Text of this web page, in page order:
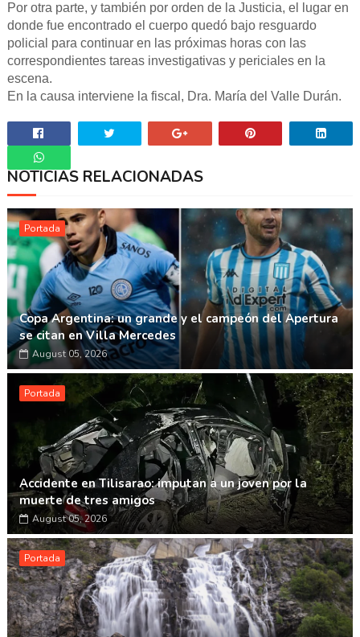
Por otra parte, y también por orden de la Justicia, el lugar en
donde fue encontrado el cuerpo quedó bajo resguardo
policial para continuar en las próximas horas con las
correspondientes tareas investigativas y periciales en la
escena.
En la causa interviene la fiscal, Dra. María del Valle Durán.
Whatsapp
NOTICIAS RELACIONADAS
Portada
Copa Argentina: un grande y el campeón del Apertura
se citan en Villa Mercedes
August 05, 2026
Portada
Accidente en Tilisarao: imputan a un joven por la
muerte de tres amigos
August 05, 2026
Portada